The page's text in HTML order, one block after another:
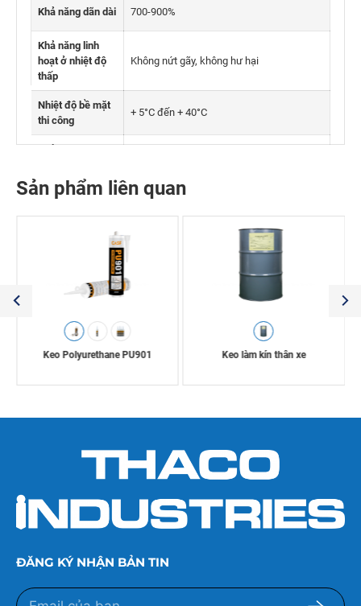
Khả năng dãn dài 700-900%
Khả năng linh
hoạt ở nhiệt độ
thấp
Không nứt gãy, không hư hại
Nhiệt độ bề mặt
thi công
+ 5°C đến + 40°C
Sản phẩm liên quan
Keo Polyurethane PU901 Keo làm kín thân xe
ĐĂNG KÝ NHẬN BẢN TIN